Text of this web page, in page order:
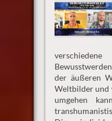
der äußeren
Weltbilder und
umgehen